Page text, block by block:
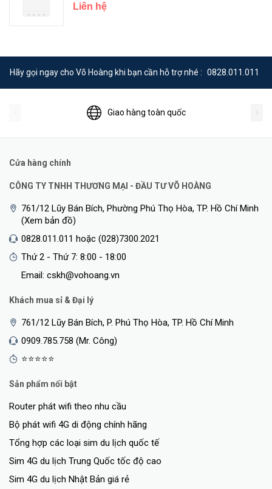
Liên hệ
Hãy gọi ngay cho Võ Hoàng khi bạn cần hỗ trợ nhé : 0828.011.011
Giao hàng toàn quốc
Cửa hàng chính
CÔNG TY TNHH THƯƠNG MẠI - ĐẦU TƯ VÕ HOÀNG
761/12 Lũy Bán Bích, Phường Phú Thọ Hòa, TP. Hồ Chí Minh
(Xem bản đồ)
0828.011.011 hoặc (028)7300.2021
Thứ 2 - Thứ 7: 8:00 - 18:00
Email: cskh@vohoang.vn
Khách mua sỉ & Đại lý
761/12 Lũy Bán Bích, P. Phú Thọ Hòa, TP. Hồ Chí Minh
0909.785.758 (Mr. Công)
⭐⭐⭐⭐⭐
Sản phẩm nổi bật
Router phát wifi theo nhu cầu
Bộ phát wifi 4G di động chính hãng
Tổng hợp các loại sim du lịch quốc tế
Sim 4G du lịch Trung Quốc tốc độ cao
Sim 4G du lịch Nhật Bản giá rẻ